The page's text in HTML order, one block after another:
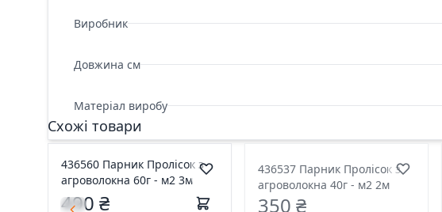
Виробник
Довжина см
Матеріал виробу
Схожі товари
436560 Парник Пролісок з
агроволокна 60г - м2 3м
490 ₴
436537 Парник Пролісок з
агроволокна 40г - м2 2м
350 ₴